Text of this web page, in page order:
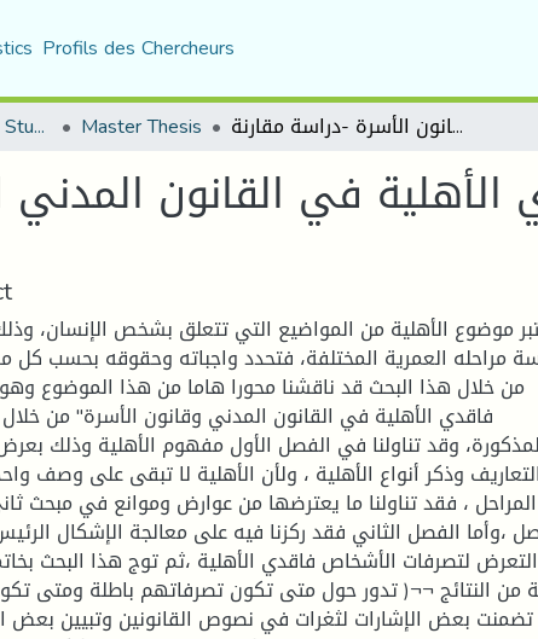
Profils des Chercheurs
Department of Islamic Studies Master Thesis تصرفات فاقدي الأهلية في القانون المدني الجزائري وقانون الأسرة -دراسة مقارنة
في القانون المدني
موضوع الأهلية من المواضيع التي تتعلق بشخص الإنسان،
مراحله العمرية المختلفة، فتحدد واجباته وحقوقه بحسب كل
من خلال هذا البحث قد ناقشنا محورا هاما من هذا الموضوع
فاقدي الأهلية في القانون المدني وقانون الأسرة" من خلال
وقد تناولنا في الفصل الأول مفهوم الأهلية وذلك
التعاريف وذكر أنواع الأهلية ، ولأن الأهلية لا تبقى على وصف
المراحل ، فقد تناولنا ما يعترضها من عوارض وموانع في مبحث
،وأما الفصل الثاني فقد ركزنا فيه على معالجة الإشكال
التعرض لتصرفات الأشخاص فاقدي الأهلية ،ثم توج هذا البحث
من النتائج ¬¬( تدور حول متى تكون تصرفاتهم باطلة ومتى
بعض الإشارات لثغرات في نصوص القانونين وتبيين بعض